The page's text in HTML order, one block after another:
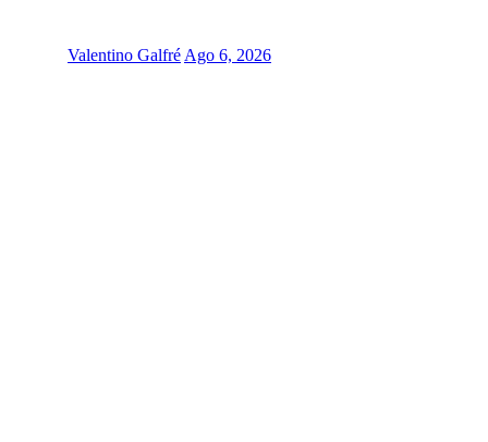
Valentino Galfré Ago 6, 2026